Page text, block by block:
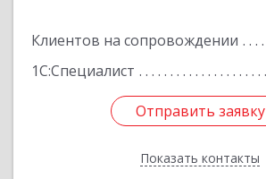
Клиентов на сопровождении
1С:Специалист
Отправить заявку
Показать контакты
Отправить заявку
Назад